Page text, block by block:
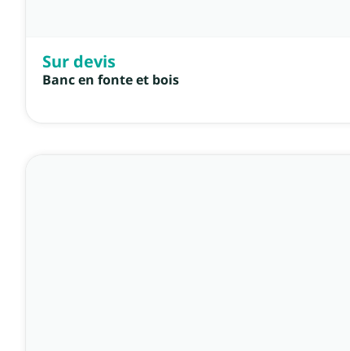
Sur devis
Banc en fonte et bois